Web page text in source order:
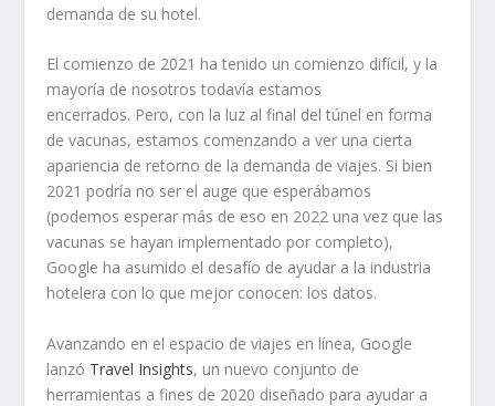
demanda de su hotel.
El comienzo de 2021 ha tenido un comienzo difícil, y la
mayoría de nosotros todavía estamos
encerrados. Pero, con la luz al final del túnel en forma
de vacunas, estamos comenzando a ver una cierta
apariencia de retorno de la demanda de viajes. Si bien
2021 podría no ser el auge que esperábamos
(podemos esperar más de eso en 2022 una vez que las
vacunas se hayan implementado por completo),
Google ha asumido el desafío de ayudar a la industria
hotelera con lo que mejor conocen: los datos.
Avanzando en el espacio de viajes en línea, Google
lanzó Travel Insights, un nuevo conjunto de
herramientas a fines de 2020 diseñado para ayudar a